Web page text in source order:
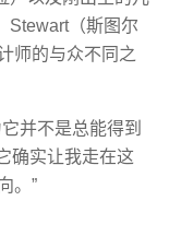
Stewart（斯图尔
师的与众不同之
并不是总能得到
确实让我走在这
。”